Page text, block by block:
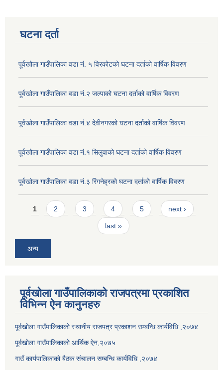
घटना दर्ता
पूर्वखोला गाउँपालिका वडा नं. ५ विरकोटको घटना दर्ताको वार्षिक विवरण
पूर्वखोला गाउँपालिका वडा नं.२ जल्पाको घटना दर्ताको वार्षिक विवरण
पूर्वखोला गाउँपालिका वडा नं.४ देवीनगरको घटना दर्ताको वार्षिक विवरण
पूर्वखोला गाउँपालिका वडा नं.१ सिलुवाको घटना दर्ताको वार्षिक विवरण
पूर्वखोला गाउँपालिका वडा नं.३ रिंगनेह्रको घटना दर्ताको वार्षिक विवरण
Pages
1 2 3 4 5 next ›
last »
अन्य
पूर्वखोला गाउँपालिकाको राजपत्रमा प्रकाशित
विभिन्न ऐन कानुनहरु
पूर्वखोला गाउँपालिकाको स्थानीय राजपत्र प्रकाशन सम्बन्धि कार्यविधि ,२०७४
पूर्वखोला गाउँपालिकाको आर्थिक ऐन,२०७५
गाउँ कार्यपालिकाको बैठक संचालन सम्बन्धि कार्यविधि ,२०७४